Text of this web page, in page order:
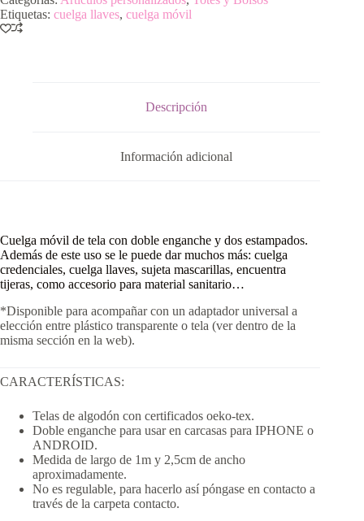
Etiquetas: cuelga llaves, cuelga móvil
Descripción
Información adicional
Cuelga móvil de tela con doble enganche y dos estampados.
Además de este uso se le puede dar muchos más: cuelga
credenciales, cuelga llaves, sujeta mascarillas, encuentra
tijeras, como accesorio para material sanitario…
*Disponible para acompañar con un adaptador universal a
elección entre plástico transparente o tela (ver dentro de la
misma sección en la web).
CARACTERÍSTICAS:
Telas de algodón con certificados oeko-tex.
Doble enganche para usar en carcasas para IPHONE o
ANDROID.
Medida de largo de 1m y 2,5cm de ancho
aproximadamente.
No es regulable, para hacerlo así póngase en contacto a
través de la carpeta contacto.